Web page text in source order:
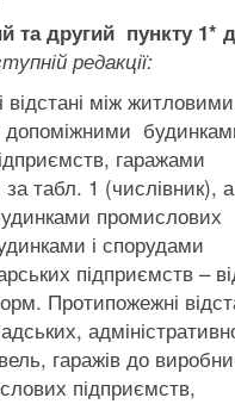
та другий пункту 1*
редакції:
між
допоміжними
гаражами
табл. 1 (числівник),
промислових
і спорудами
підприємств –
Протипожежні
гаражів до
підприємств,